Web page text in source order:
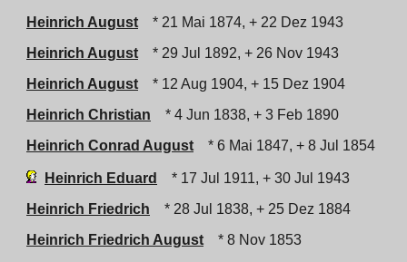
Heinrich August
* 21 Mai 1874, + 22 Dez 1943
Heinrich August
* 29 Jul 1892, + 26 Nov 1943
Heinrich August
* 12 Aug 1904, + 15 Dez 1904
Heinrich Christian
* 4 Jun 1838, + 3 Feb 1890
Heinrich Conrad August
* 6 Mai 1847, + 8 Jul 1854
Heinrich Eduard
* 17 Jul 1911, + 30 Jul 1943
Heinrich Friedrich
* 28 Jul 1838, + 25 Dez 1884
Heinrich Friedrich August
* 8 Nov 1853